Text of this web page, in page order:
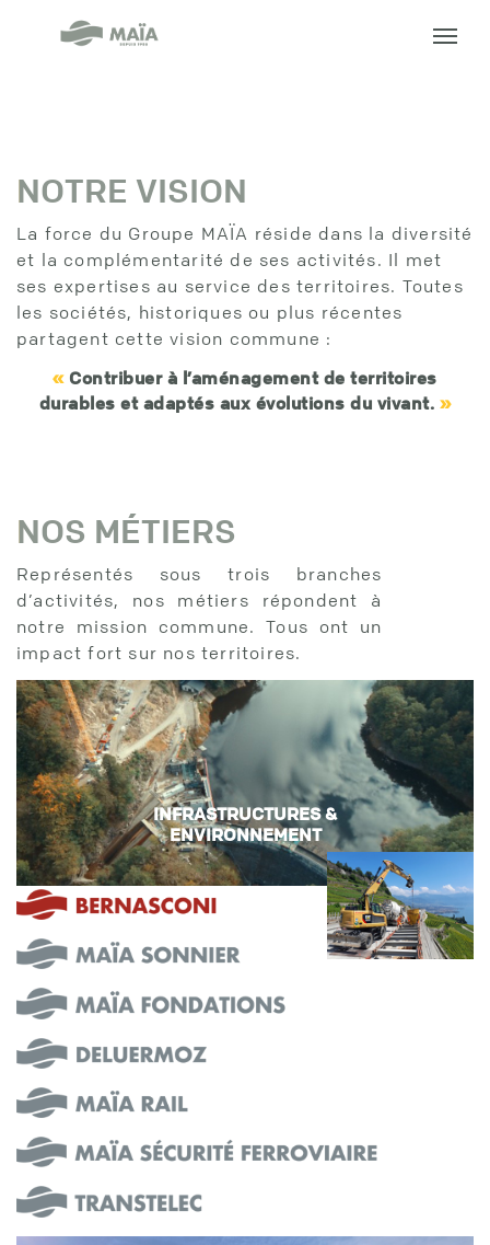
NOTRE VISION
La force du Groupe MAÏA réside dans la diversité
et la complémentarité de ses activités. Il met
ses expertises au service des territoires. Toutes
les sociétés, historiques ou plus récentes
partagent cette vision commune :
«Contribuer à l’aménagement de territoires
durables et adaptés aux évolutions du vivant. »
NOS MÉTIERS
Représentés sous trois branches
d’activités, nos métiers répondent à
notre mission commune. Tous ont un
impact fort sur nos territoires.
INFRASTRUCTURES &
ENVIRONNEMENT